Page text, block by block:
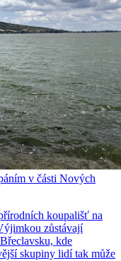
v části Nových
koupališť na
zůstávají
kde
skupiny lidí tak může